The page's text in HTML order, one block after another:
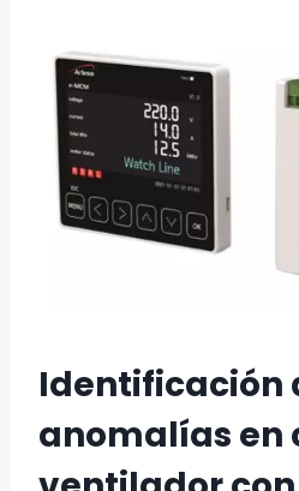
Identificación
anomalías en